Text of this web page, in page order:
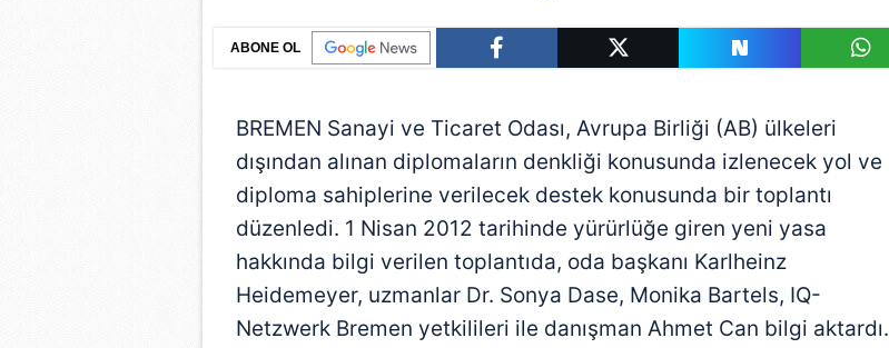
ABONE OL
BREMEN Sanayi ve Ticaret Odası, Avrupa Birliği (AB) ülkeleri
dışından alınan diplomaların denkliği konusunda izlenecek yol ve
diploma sahiplerine verilecek destek konusunda bir toplantı
düzenledi. 1 Nisan 2012 tarihinde yürürlüğe giren yeni yasa
hakkında bilgi verilen toplantıda, oda başkanı Karlheinz
Heidemeyer, uzmanlar Dr. Sonya Dase, Monika Bartels, IQ-
Netzwerk Bremen yetkilileri ile danışman Ahmet Can bilgi aktardı.